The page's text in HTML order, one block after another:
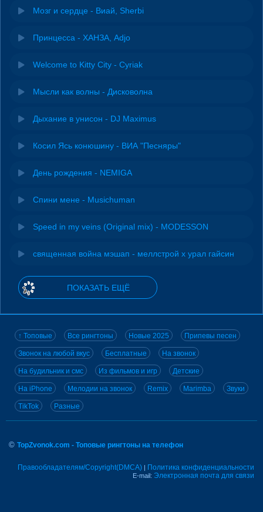
Мозг и сердце - Виай, Sherbi
Принцесса - ХАНЗА, Adjo
Welcome to Kitty City - Cyriak
Мысли как волны - Дисковолна
Дыхание в унисон - DJ Maximus
Косил Ясь конюшину - ВИА "Песняры"
День рождения - NEMIGA
Спини мене - Musichuman
Speed in my veins (Original mix) - MODESSON
священная война мэшап - меллстрой х урал гайсин
ПОКАЗАТЬ ЕЩЁ
↑ Топовые Все рингтоны Новые 2025 Припевы песен
Звонок на любой вкус Бесплатные На звонок
На будильник и смс Из фильмов и игр Детские
На iPhone Мелодии на звонок Remix Marimba Звуки
TikTok Разные
© TopZvonok.com - Топовые рингтоны на телефон
Правообладателям/Copyright(DMCA) | Политика конфиденциальности
E-mail: Электронная почта для связи